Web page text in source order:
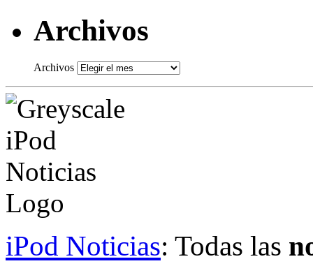
Archivos
Archivos
iPod Noticias: Todas las